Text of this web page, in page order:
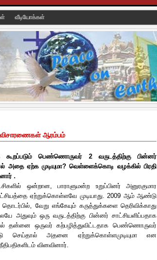
வீடியோக்கள்
ஆரம்பம்
கூறப்படும் பெண்ணொருவர் 2 வருடத்திற்கு பின்னர்
அதை ஏற்க முடியுமா? வெள்ளைக்கொடி வழக்கில் பிரதி
.
ஒன்றான, பாராளுமன்ற உறுப்பினர் அனுரகுமார
ஏற்றுக்கொள்ளவே முடியாது. 2009 ஆம் ஆண்டு
தொடர்பில், வேறு எங்கேயும் கருத்துக்களை தெரிவிக்காது
அதுவும் ஒரு வருடத்திற்கு பின்னர் சாட்சியளிப்பதாக
தன்னை ஒருவர் கற்பழித்துவிட்டதாக பெண்ணொருவர்
செய்தால் அதனை ஏற்றுக்கொள்ளமுடியுமா என
வினவினார்.